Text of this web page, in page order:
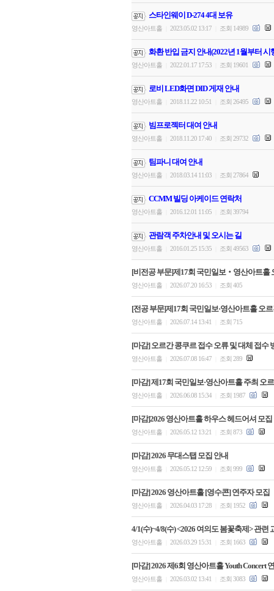
스타인웨이 D-274 4대 보유
영산아트홀 2023.05.02 13:17 조회 14989
화환 반입 금지 안내(2022년 1월부터 시
영산아트홀 2022.01.17 17:53 조회 19601
로비 LED화면 DID 게재 안내
영산아트홀 2018.11.22 10:51 조회 26495
빔프로젝터 대여 안내
영산아트홀 2018.11.20 17:40 조회 29732
팀파니 대여 안내
영산아트홀 2018.03.14 11:03 조회 27864
CCMM 빌딩 아케이드 연락처
영산아트홀 2016.12.01 11:05 조회 39794
관람객 주차안내 및 오시는 길
영산아트홀 2016.01.25 15:35 조회 49563
[비전공 부문]제17회 국민일보‧영산아트홀
영산아트홀 2026.07.20 16:53 조회 405
[전공 부문]제17회 국민일보·영산아트홀 오
영산아트홀 2026.07.14 13:41 조회 715
[마감] 오르간 콩쿠르 접수 오류 및 대체 접수
영산아트홀 2026.07.08 16:47 조회 289
[마감] 제17회 국민일보·영산아트홀 주최 오
영산아트홀 2026.06.08 15:34 조회 1987
[마감]2026 영산아트홀 하우스 헤드어셔 모집
영산아트홀 2026.05.12 13:21 조회 873
[마감] 2026 무대스탭 모집 안내
영산아트홀 2026.05.12 12:59 조회 999
[마감] 2026 영산아트홀 [영수콘] 연주자 모집
영산아트홀 2026.04.03 17:28 조회 1952
4/1(수)~4/8(수) <2026 여의도 봄꽃축제> 관련
영산아트홀 2026.03.29 15:31 조회 1663
[마감] 2026 제6회 영산아트홀 Youth Concert
영산아트홀 2026.03.02 13:41 조회 3083